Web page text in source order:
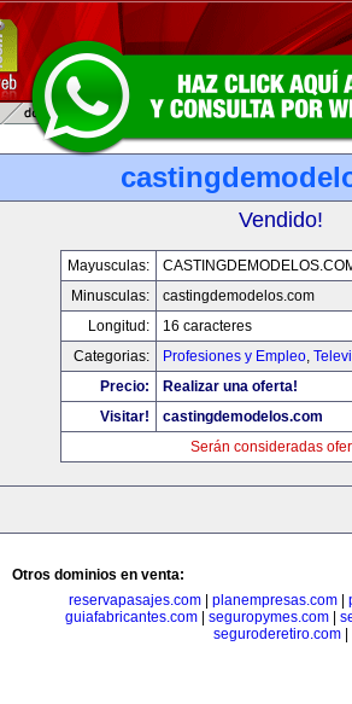
Vendido!
Mayusculas:
Minusculas:
castingdemodelos.com
Longitud:
16 caracteres
Categorias:
Profesiones y Empleo,
Precio:
Realizar una oferta!
Visitar!
castingdemodelos.com
Serán consideradas
Otros dominios en venta:
reservapasajes.com
planempresas.com
guiafabricantes.com| seguropymes.com|
seguroderetiro.com